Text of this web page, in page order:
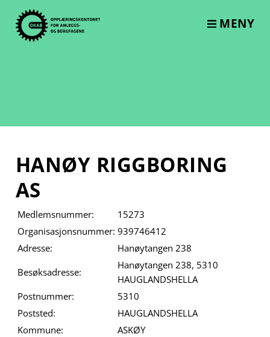
content
MENY
HANØY RIGGBORING
AS
Medlemsnummer:
15273
Organisasjonsnummer: 939746412
Adresse:
Hanøytangen 238
Besøksadresse:
Hanøytangen 238, 5310
HAUGLANDSHELLA
Postnummer:
5310
Poststed:
HAUGLANDSHELLA
Kommune:
ASKØY